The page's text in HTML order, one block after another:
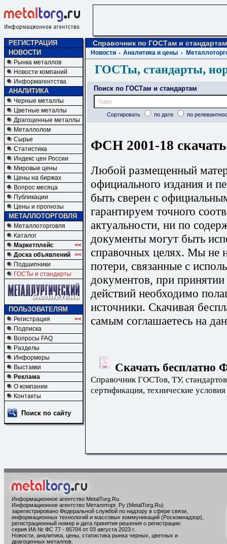
РЕГИСТРАЦИЯ
НОВОСТИ
Рынка металлов
Новости компаний
Информагентства
АНАЛИТИКА
Черные металлы
Цветные металлы
Драгоценные металлы
Металлолом
Сырье
Статистика
Индекс цен России
Мировые цены
Цены на биржах
Вопрос месяца
Публикации
Цены и прогнозы
МЕТАЛЛОТОРГОВЛЯ
Металлоторговля
Каталог
Маркетплейс
<<
Доска объявлений <<
Подшипники
ГОСТы и стандарты
ПОЛЬЗОВАТЕЛЯМ
Регистрация
<<
Подписка
Вопросы FAQ
Разделы
Информеры
Выставки
Реклама
О компании
Контакты
Поиск по сайту
Справочник по ГОСТам и стандартам
Новости Аналитика и цены
ГОСТы, стандарты,
Поиск по ГОСТам и стандартам
Сортировать по дате по
ФСН 2001-18 скачать
Любой размещенный
официального издания и
быть сверен с
гарантируем точного
актуальности, ни по
документы могут быть
справочных целях. Мы не
потери, связанные с
документов, при
действий необходимо
источники. Скачивая
самым соглашаетесь на
Скачать бесплатно
Справочник ГОСТов, ТУ,
сертификация, технические условия
Информационное агентство MetalTorg.Ru
Информационное агентство Металлторг. Ру (MetalTorg.Ru)
зарегистрировано Федеральной службой по надзору в сфере связи,
информационных технологий и массовых коммуникаций (Роскомнадзор),
регистрационный номер и дата принятия решения о регистрации:
серия ИА № ФС 77 - 85704 от 03 августа 2023 г.
Новости, аналитика, цены, статистика рынка черных, цветных и
драгоценных металлов.